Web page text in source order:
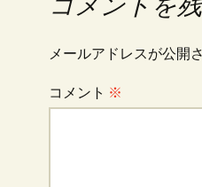
メールアドレスが公開
コメント ※